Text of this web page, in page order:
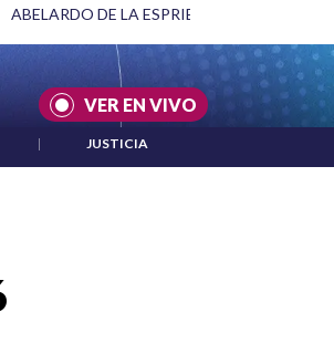
ACUERDOS ENTRE ESTADOS UNIDOS E
VER EN VIVO
| JUSTICIA